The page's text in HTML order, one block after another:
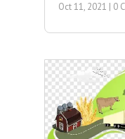
Oct 11, 2021 | 0